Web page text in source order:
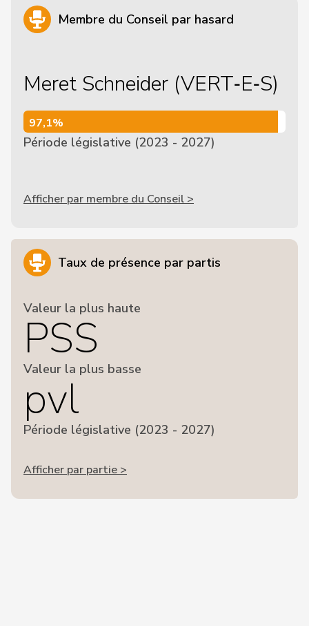
Membre du Conseil par hasard
Meret Schneider (VERT‑E‑S)
97,1%
97,1%
Période législative (2023 - 2027)
Afficher par membre du Conseil >
Taux de présence par partis
Valeur la plus haute
PSS
Valeur la plus basse
pvl
Période législative (2023 - 2027)
Afficher par partie >